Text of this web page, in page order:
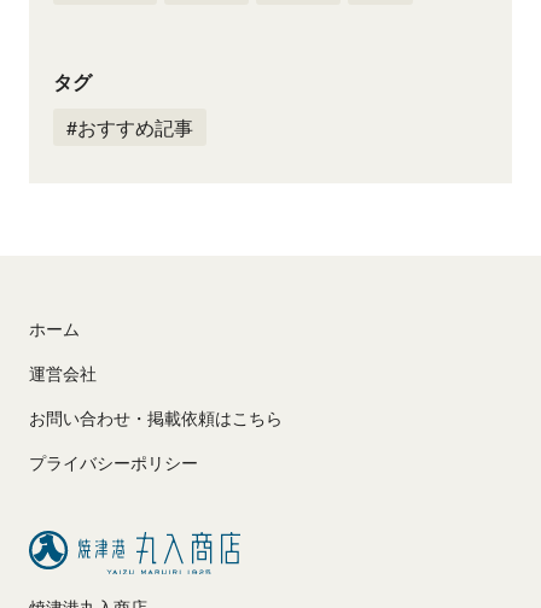
タグ
#おすすめ記事
ホーム
運営会社
お問い合わせ・掲載依頼はこちら
プライバシーポリシー